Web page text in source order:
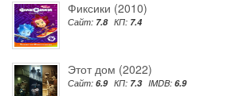
Фиксики (2010)
Сайт: 7.8 КП: 7.4
Этот дом (2022)
Сайт: 6.9 КП: 7.3 IMDB: 6.9